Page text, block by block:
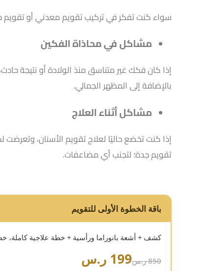
سواء كنت تفكر في تركيب تقويم معدني أو تقويم
مشاكل في محاذاة الفكين
إذا كان فكك غير متناسق منذ الولادة أو نتيجة
بالإضافة إلى المظهر الجمالي.
مشاكل أثناء العلاج
إذا كنت تخضع حاليًا لعلاج تقويم الأسنان،
تقويم جدة؛ لتجنب أي مضاعفات.
باقة الخطوة الأولى للتقويم
كشف + أشعة بانوراما ورأسية + خطة علاجية كاملة،
850 ر.س 199 ر.س